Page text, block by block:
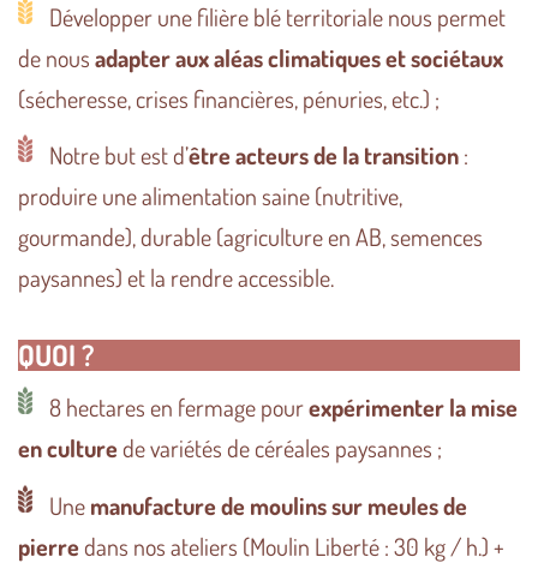
Développer une filière blé territoriale nous permet
de nousadapter aux aléas climatiques et sociétaux
(sécheresse, crises financières, pénuries, etc.) ;
Notre but est d’être acteurs de la transition:
produire une alimentation saine (nutritive,
gourmande), durable (agriculture en AB, semences
paysannes) et la rendre accessible.
QUOI ?
8 hectares en fermage pourexpérimenter la mise
en culture de variétés de céréales paysannes ;
Unemanufacture de moulins sur meules de
pierre dans nos ateliers (Moulin Liberté : 30 kg / h.) +